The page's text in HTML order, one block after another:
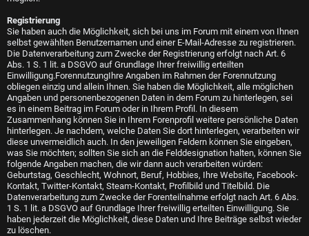
Registrierung
Sie haben auch die Möglichkeit, sich bei uns im Forum mit einem von Ihnen
selbst gewählten Benutzernamen und einer E-Mail-Adresse zu registrieren.
Die Datenverarbeitung zum Zwecke der Registrierung erfolgt nach Art. 6
Abs. 1 S. 1 lit. a DSGVO auf Grundlage Ihrer freiwillig erteilten
Einwilligung.ForennutzungIhre Angaben im Rahmen der Forennutzung
obliegen einzig und allein Ihnen. Sie haben die Möglichkeit, alle möglichen
Angaben und personenbezogenen Daten in dem Forum zu hinterlegen, sei
es in einem Beitrag im Forum oder in Ihrem Profil. In diesem
Zusammenhang können Sie in Ihrem Forenprofil weitere persönliche Daten
hinterlegen. Je nachdem, welche Daten Sie dort hinterlegen, verarbeiten wir
diese unvermeidlich auch. In den jeweiligen Feldern können Sie eingeben,
was Sie möchten; sollten Sie sich an die Felddesignation halten, können Sie
folgende Angaben machen, die wir dann auch verarbeiten würden:
Geburtstag, Geschlecht, Wohnort, Beruf, Hobbies, Ihre Website, Facebook-
Kontakt, Twitter-Kontakt, Steam-Kontakt, Profilbild und Titelbild. Die
Datenverarbeitung zum Zwecke der Forenteilnahme erfolgt nach Art. 6 Abs.
1 S. 1 lit. a DSGVO auf Grundlage Ihrer freiwillig erteilten Einwilligung. Sie
haben jederzeit die Möglichkeit, diese Daten und Ihre Beiträge selbst wieder
zu löschen.